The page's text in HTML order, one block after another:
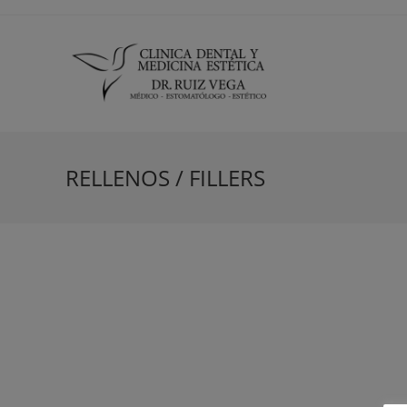
RELLENOS / FILLERS